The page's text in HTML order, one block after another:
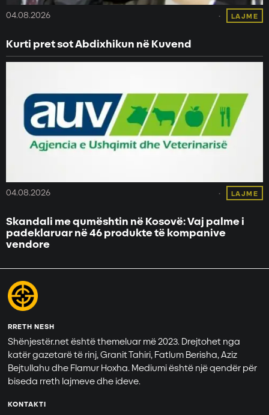
04.08.2026 LAJME
Kurti pret sot Abdixhikun në Kuvend
04.08.2026 LAJME
Skandali me qumështin në Kosovë: Vaj palme i
padeklaruar në 46 produkte të kompanive
vendore
RRETH NESH
Shënjestër.net është themeluar më 2023. Drejtohet nga
katër gazetarë të rinj, Granit Tahiri, Fatlum Berisha, Aziz
Bejtullahu dhe Flamur Hoxha. Mediumi është një qendër për
biseda rreth lajmeve dhe ideve.
KONTAKTI